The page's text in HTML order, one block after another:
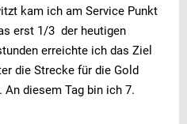
kam ich am Service Punkt
erst 1/3 der heutigen
erreichte ich das Ziel
die Strecke für die Gold
An diesem Tag bin ich 7.